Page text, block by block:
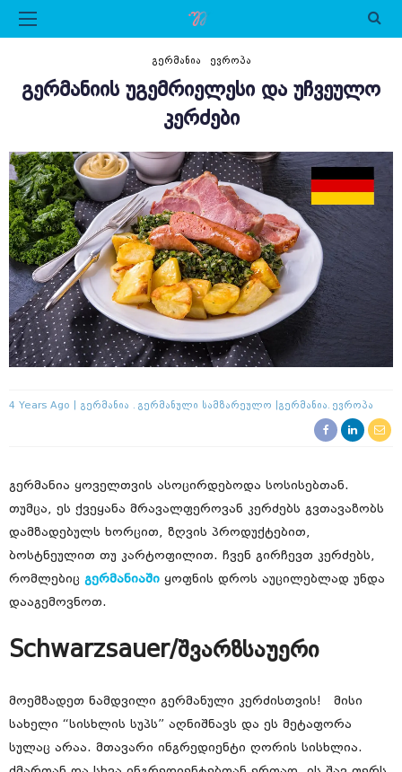
ᲒᲔᲠᲛᲐᲜᲘᲐ ᲔᲕᲠᲝᲞᲐ
ᲒᲔᲠᲛᲐᲜᲘᲘᲡ ᲣᲒᲔᲛᲠᲘᲔᲚᲔᲡᲘ ᲓᲐ ᲣᲩᲕᲔᲣᲚᲝ
ᲙᲔᲠᲫᲔᲑᲘ
4 Years Ago Გერმანია Გერმანული Სამზარეულო Გერმანია Ევროპა
გერმანია ყოველთვის ასოცირდებოდა სოსისებთან.
თუმცა, ეს ქვეყანა მრავალფეროვან კერძებს გვთავაზობს
დამზადებულს ხორცით, ზღვის პროდუქტებით,
ბოსტნეულით თუ კარტოფილით. ჩვენ გირჩევთ კერძებს,
რომლებიც გერმანიაში ყოფნის დროს აუცილებლად უნდა
დააგემოვნოთ.
Schwarzsauer/შვარზსაუერი
მოემზადეთ ნამდვილი გერმანული კერძისთვის! მისი
სახელი “სისხლის სუპს” აღნიშნავს და ეს მეტაფორა
სულაც არაა. მთავარი ინგრედიენტი ღორის სისხლია.